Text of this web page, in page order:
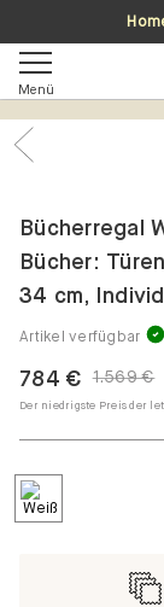
Menü
Bücherregal
Bücher:
34 cm,
Artikel verfügbar
1.569 €
784 €
Der niedrigste Preis der